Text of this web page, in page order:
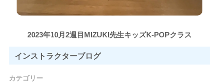
2023年10月2週目MIZUKI先生キッズK-POPクラス
インストラクターブログ
カテゴリー